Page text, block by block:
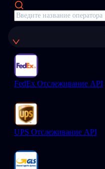
FedEx Отслеживание API
UPS Отслеживание API